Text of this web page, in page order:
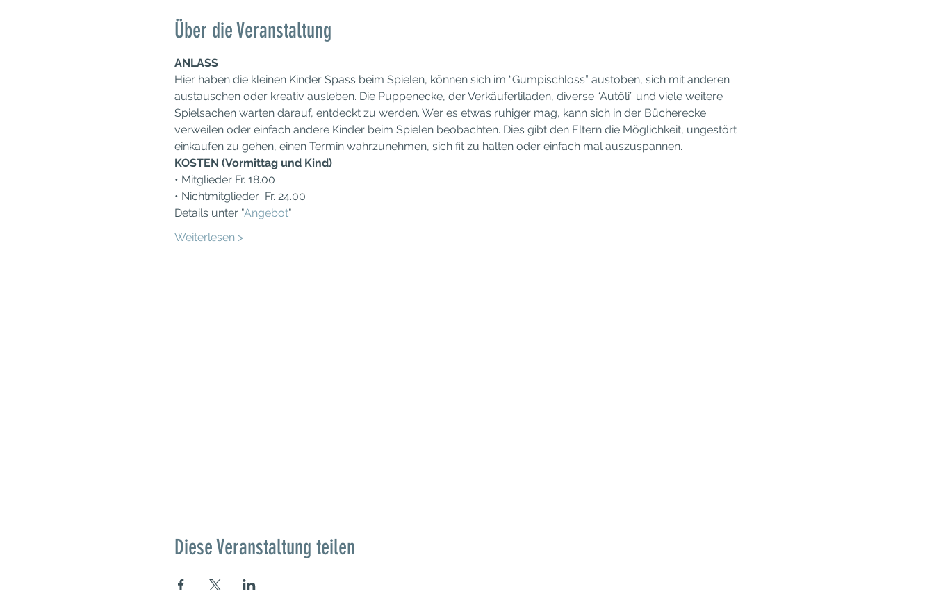
Über die Veranstaltung
ANLASS
Hier haben die kleinen Kinder Spass beim Spielen, können sich im “Gumpischloss” austoben, sich mit anderen
austauschen oder kreativ ausleben. Die Puppenecke, der Verkäuferliladen, diverse “Autöli” und viele weitere
Spielsachen warten darauf, entdeckt zu werden. Wer es etwas ruhiger mag, kann sich in der Bücherecke
verweilen oder einfach andere Kinder beim Spielen beobachten. Dies gibt den Eltern die Möglichkeit, ungestört
einkaufen zu gehen, einen Termin wahrzunehmen, sich fit zu halten oder einfach mal auszuspannen.
KOSTEN (Vormittag und Kind)
• Mitglieder Fr. 18.00
• Nichtmitglieder  Fr. 24.00
Details unter "Angebot"
Weiterlesen >
Diese Veranstaltung teilen